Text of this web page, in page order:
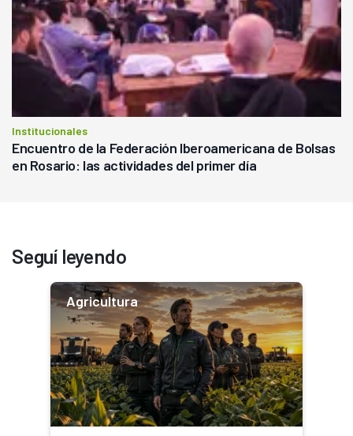
Institucionales
Encuentro de la Federación Iberoamericana de Bolsas
en Rosario: las actividades del primer día
Seguí leyendo
Agricultura